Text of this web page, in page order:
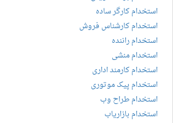
استخدام کارگر ساده
استخدام کارشناس فروش
استخدام راننده
استخدام منشی
استخدام کارمند اداری
استخدام پیک موتوری
استخدام طراح وب
استخدام بازاریاب